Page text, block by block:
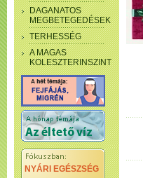
DAGANATOS
MEGBETEGEDÉSEK
TERHESSÉG
A MAGAS
KOLESZTERINSZINT
NYÁRI EGÉSZSÉG